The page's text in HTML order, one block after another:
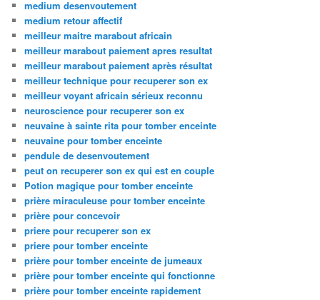
medium desenvoutement
medium retour affectif
meilleur maitre marabout africain
meilleur marabout paiement apres resultat
meilleur marabout paiement après résultat
meilleur technique pour recuperer son ex
meilleur voyant africain sérieux reconnu
neuroscience pour recuperer son ex
neuvaine à sainte rita pour tomber enceinte
neuvaine pour tomber enceinte
pendule de desenvoutement
peut on recuperer son ex qui est en couple
Potion magique pour tomber enceinte
prière miraculeuse pour tomber enceinte
prière pour concevoir
priere pour recuperer son ex
priere pour tomber enceinte
prière pour tomber enceinte de jumeaux
prière pour tomber enceinte qui fonctionne
prière pour tomber enceinte rapidement